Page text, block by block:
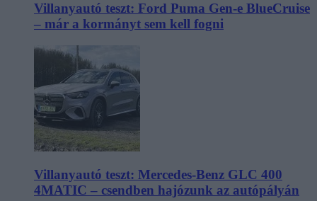
Villanyautó teszt: Ford Puma Gen-e BlueCruise
– már a kormányt sem kell fogni
Villanyautó teszt: Mercedes-Benz GLC 400
4MATIC – csendben hajózunk az autópályán